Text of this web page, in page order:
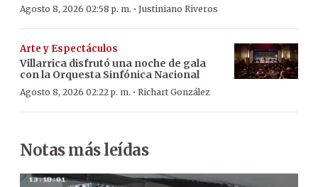
Agosto 8, 2026 02:58 p. m. · Justiniano Riveros
Arte y Espectáculos
Villarrica disfrutó una noche de gala
con la Orquesta Sinfónica Nacional
Agosto 8, 2026 02:22 p. m. · Richart González
Notas más leídas